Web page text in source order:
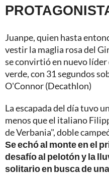
Juanpe, quien hasta
vestir la maglia rosa del
se convirtió en nuevo
verde, con 31 segundos
O'Connor (Decathlon)
La escapada del día tuvo
menos que el italiano
de Verbania", doble
Se echó al monte en el
desafío al pelotón y la
solitario en busca de